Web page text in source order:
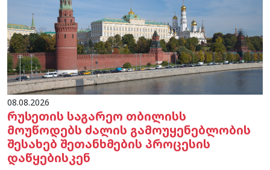
08.08.2026
რუსეთის საგარეო თბილისს
მოუწოდებს ძალის გამოუყენებლობის
შესახებ შეთანხმების პროცესის
დაწყებისკენ